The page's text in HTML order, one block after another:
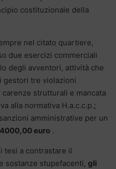
costituzionale della
nel citato quartiere,
due esercizi commerciali
degli avventori, attività che
gestori tre violazioni
strutturali e mancata
alla normativa H.a.c.c.p.;
amministrative per un
4000,00 euro .
tesi a contrastare il
sostanze stupefacenti, gli